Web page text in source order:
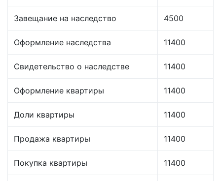
Завещание на наследство 4500
Оформление наследства 11400
Свидетельство о наследстве 11400
Оформление квартиры 11400
Доли квартиры 11400
Продажа квартиры 11400
Покупка квартиры 11400